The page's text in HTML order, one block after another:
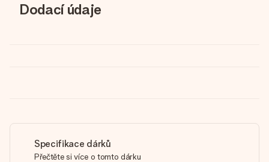
Dodací údaje
Specifikace dárků
Přečtěte si více o tomto dárku